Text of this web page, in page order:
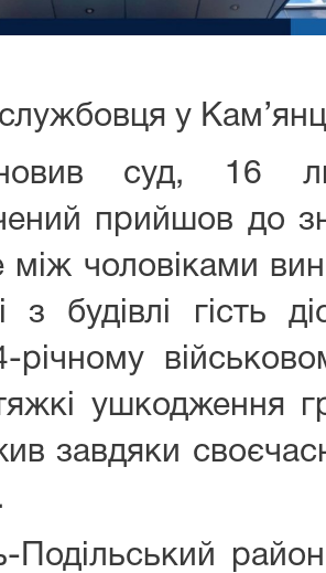
у
суд, 16
прийшов до
між чоловіками
з будівлі гість
річному
ушкодження
завдяки
Подільський